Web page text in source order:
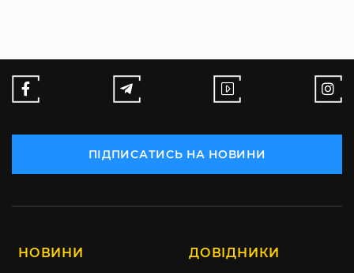
ПІДПИСАТИСЬ НА НОВИНИ
НОВИНИ ДОВІДНИКИ